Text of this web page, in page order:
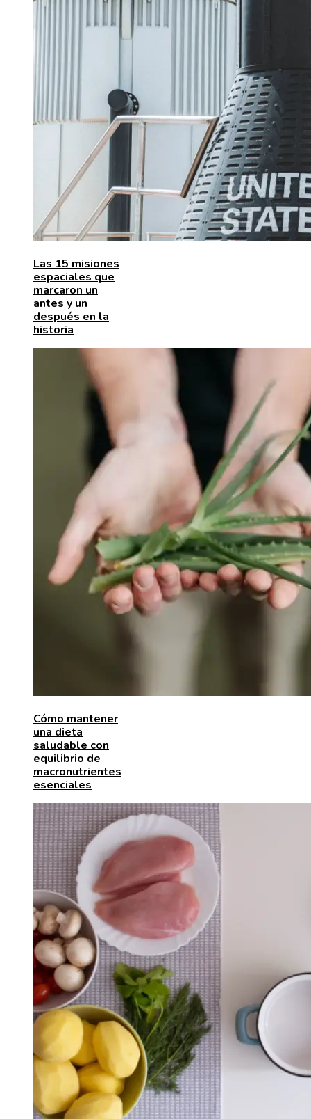
Las 15 misiones
espaciales que
marcaron un
antes y un
después en la
historia
Cómo mantener
una dieta
saludable con
equilibrio de
macronutrientes
esenciales